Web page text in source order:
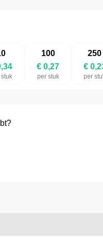
100
€ 0,27
per stuk
250
€
per